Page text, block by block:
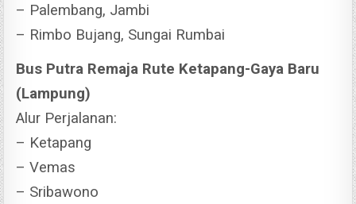
– Palembang, Jambi
– Rimbo Bujang, Sungai Rumbai
Bus Putra Remaja Rute Ketapang-Gaya Baru
(Lampung)
Alur Perjalanan:
– Ketapang
– Vemas
– Sribawono